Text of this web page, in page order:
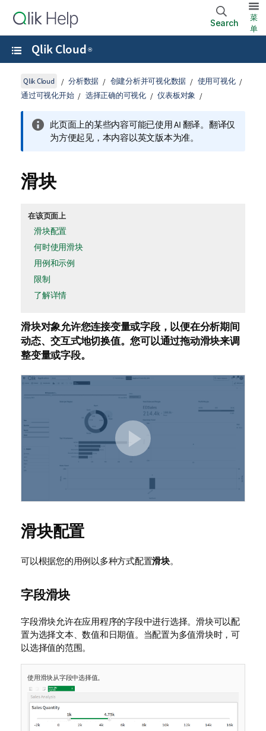
Search
菜
单
Qlik Cloud ®
Qlik Cloud 分析数据 创建分析并可视化数据
使用可视化
通过可视化开始
选择正确的可视化 仪表板对象
此页面上的某些内容可能已使用 AI 翻译。翻译仅
为方便起见，本内容以英文版本为准。
滑块
在该页面上
滑块配置
何时使用滑块
用例和示例
限制
了解详情
滑块对象允许您连接变量或字段，以便在分析期间
动态、交互式地切换值。您可以通过拖动滑块来调
整变量或字段。
滑块配置
可以根据您的用例以多种方式配置滑块。
字段滑块
字段滑块允许在应用程序的字段中进行选择。滑块可以配
置为选择文本、数值和日期值。当配置为多值滑块时，可
以选择值的范围。
使用滑块从字段中选择值。